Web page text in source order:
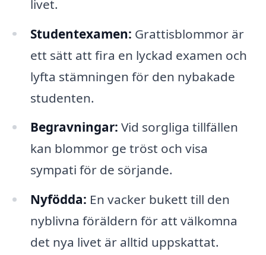
livet.
Studentexamen: Grattisblommor är
ett sätt att fira en lyckad examen och
lyfta stämningen för den nybakade
studenten.
Begravningar: Vid sorgliga tillfällen
kan blommor ge tröst och visa
sympati för de sörjande.
Nyfödda: En vacker bukett till den
nyblivna föräldern för att välkomna
det nya livet är alltid uppskattat.